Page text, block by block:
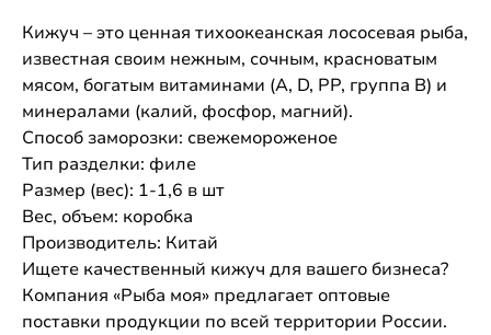
Кижуч – это ценная тихоокеанская лососевая рыба,
известная своим нежным, сочным, красноватым
мясом, богатым витаминами (А, D, PP, группа B) и
минералами (калий, фосфор, магний).
Способ заморозки: свежемороженое
Тип разделки: филе
Размер (вес): 1-1,6 в шт
Вес, объем: коробка
Производитель: Китай
Ищете качественный кижуч для вашего бизнеса?
Компания «Рыба моя» предлагает оптовые
поставки продукции по всей территории России.